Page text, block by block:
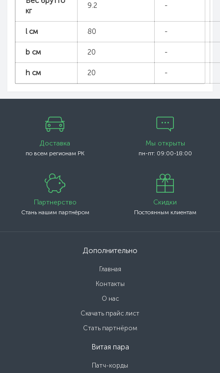
кг
9.2 -
l см 80 -
b см 20 -
h см 20 -
Доставка
по всем регионам РК
Мы открыты
пн-пт: 09:00-18:00
Партнерство
Стань нашим партнёром
Скидки
Постоянным клиентам
Дополнительно
Главная
Контакты
О нас
Скачать прайс лист
Стать партнёром
Витая пара
Патч-корды